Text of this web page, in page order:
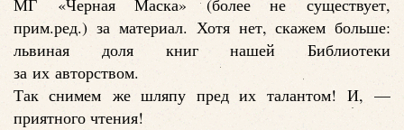
МГ «Черная Маска» (более не существует,
прим.ред.) за материал. Хотя нет, скажем больше:
львиная доля книг нашей Библиотеки
за их авторством.
Так снимем же шляпу пред их талантом! И, —
приятного чтения!